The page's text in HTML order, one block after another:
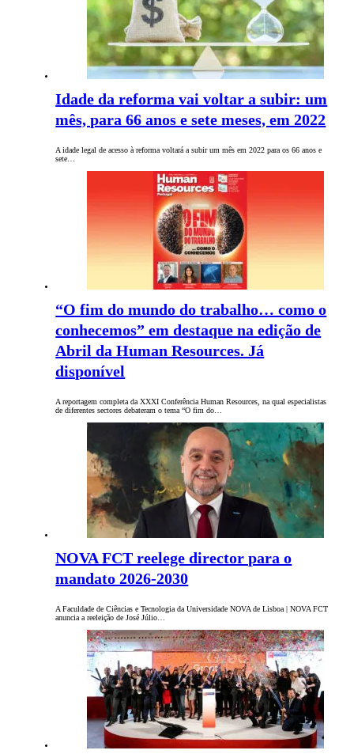
Idade da reforma vai voltar a subir: um
mês, para 66 anos e sete meses, em 2022
A idade legal de acesso à reforma voltará a subir um mês em 2022 para os 66 anos e
sete…
“O fim do mundo do trabalho… como o
conhecemos” em destaque na edição de
Abril da Human Resources. Já
disponível
A reportagem completa da XXXI Conferência Human Resources, na qual especialistas
de diferentes sectores debateram o tema “O fim do…
NOVA FCT reelege director para o
mandato 2026-2030
A Faculdade de Ciências e Tecnologia da Universidade NOVA de Lisboa | NOVA FCT
anuncia a reeleição de José Júlio…